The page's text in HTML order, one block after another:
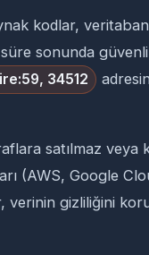
kodlar,
sonunda
34512
satılmaz
(AWS, Google
verinin gizliliğini